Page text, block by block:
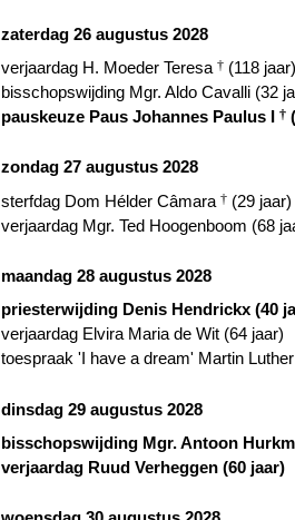
zaterdag 26 augustus 2028
verjaardag H. Moeder Teresa † (118 jaar)
bisschopswijding Mgr. Aldo Cavalli (32
pauskeuze Paus Johannes Paulus I †
zondag 27 augustus 2028
sterfdag Dom Hélder Câmara † (29 jaar)
verjaardag Mgr. Ted Hoogenboom (68
maandag 28 augustus 2028
priesterwijding Denis Hendrickx (40
verjaardag Elvira Maria de Wit (64 jaar)
toespraak 'I have a dream' Martin
dinsdag 29 augustus 2028
bisschopswijding Mgr. Antoon
verjaardag Ruud Verheggen (60 jaar)